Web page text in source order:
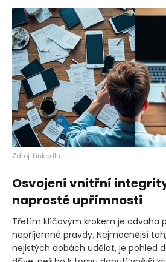
Zdroj: LinkedIn
Osvojení vnitřní
naprosté upřímnosti
Třetím klíčovým krokem je odvaha
nepříjemné pravdy. Nejmocnější
nejistých dobách udělat, je pohled